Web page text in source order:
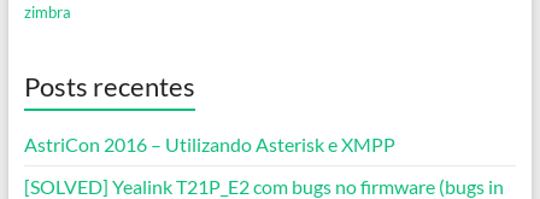
zimbra
Posts recentes
AstriCon 2016 – Utilizando Asterisk e XMPP
[SOLVED] Yealink T21P_E2 com bugs no firmware (bugs in